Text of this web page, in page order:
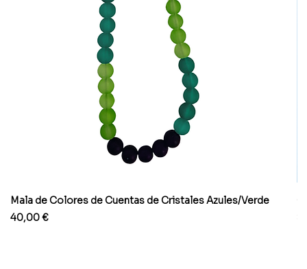
Mala de Colores de Cuentas de Cristales Azules/Verde
Precio
40,00 €